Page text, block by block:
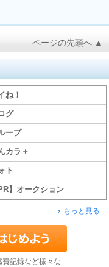
ページの先頭へ ▲
ね！
グ
ープ
カラ＋
ト
PR】オークション
もっと見る
記録など様々な